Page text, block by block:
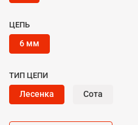
ЦЕПЬ
6 мм
ТИП ЦЕПИ
Лесенка Сота